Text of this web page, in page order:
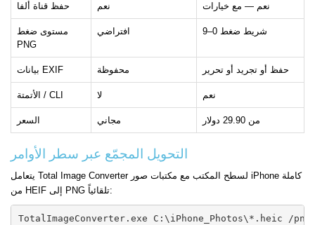
حفظ قناة ألفا نعم نعم — مع خيارات
مستوى ضغط
PNG
افتراضي شريط ضغط 0–9
بيانات EXIF محفوظة حفظ أو تجريد أو تحرير
الأتمتة / CLI لا نعم
السعر مجاني من 29.90 دولار
التحويل المجمّع عبر سطر الأوامر
يتعامل Total Image Converter لسطح المكتب مع مكتبات صور iPhone كاملة
من HEIF إلى PNG تلقائياً:
TotalImageConverter.exe C:\iPhone_Photos\*.heic /png